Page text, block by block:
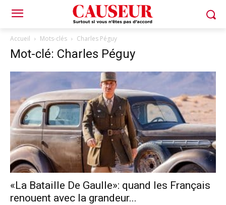
Accueil Mots-clés Charles Péguy
Mot-clé: Charles Péguy
«La Bataille De Gaulle»: quand les Français
renouent avec la grandeur...